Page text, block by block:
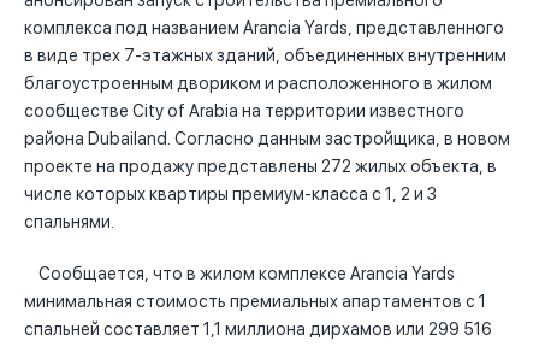
комплекса под названием Arancia Yards, представленного
в виде трех 7-этажных зданий, объединенных внутренним
благоустроенным двориком и расположенного в жилом
сообществе City of Arabia на территории известного
района Dubailand. Согласно данным застройщика, в новом
проекте на продажу представлены 272 жилых объекта, в
числе которых квартиры премиум-класса с 1, 2 и 3
спальнями.
Сообщается, что в жилом комплексе Arancia Yards
минимальная стоимость премиальных апартаментов с 1
спальней составляет 1,1 миллиона дирхамов или 299 516